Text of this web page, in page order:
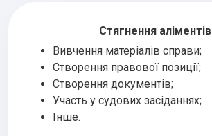
Стягнення аліментів
Вивчення матеріалів справи;
Створення правової позиції;
Створення документів;
Участь у судових засіданнях;
Інше.